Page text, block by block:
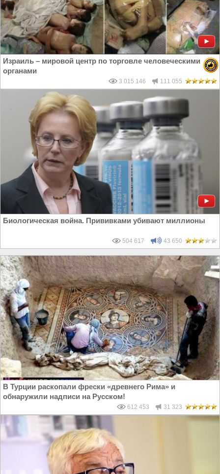
Израиль – мировой центр по торговле человеческими
органами
3 015 146 111 055
Биологическая война. Прививками убивают миллионы
504 617 43 650
В Турции раскопали фрески «древнего Рима» и
обнаружили надписи на Русском!
612 453 31 323